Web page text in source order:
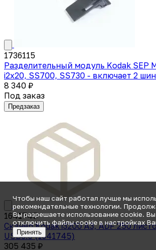
1736115
Разделительный модуль Kodak SEP
i2x20, SS700, SS730 - включает 2
8 340 ₽
Под заказ
Предзаказ
1641745
Сканер Kodak i3200 А3, ADF 250
USB3.0 (1641745)
305 435 ₽
Чтобы наш сайт работал лучше мы
рекомендательные технологии.
Вы разрешаете использование cookie.
отключить файлы cookie в настройках
Принять